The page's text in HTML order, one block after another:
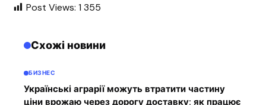
Post Views: 1 355
Схожі новини
БИЗНЕС
Українські аграрії можуть втратити частину
ціни врожаю через дорогу доставку: як працює